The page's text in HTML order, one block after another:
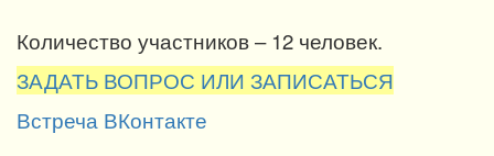
Количество участников – 12 человек.
ЗАДАТЬ ВОПРОС ИЛИ ЗАПИСАТЬСЯ
Встреча ВКонтакте